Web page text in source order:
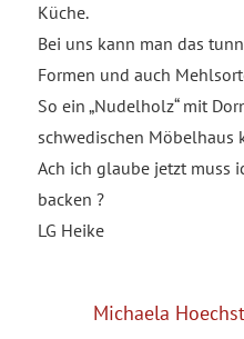
Küche.
Bei uns kann man das
Formen und auch
So ein „Nudelholz“ mit
schwedischen Möbelhaus
Ach ich glaube jetzt muss
backen ?
LG Heike
Michaela